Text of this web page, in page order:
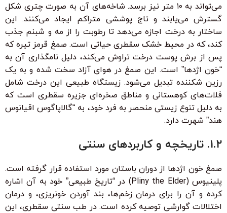
می‌تواند به ۱۰ متر نیز برسد. شاخه‌های آن به صورت چتری شکل
گسترش می‌یابند و تاج پوششی متراکم ایجاد می‌کنند. این
ساختار به درخت اجازه می‌دهد تا رطوبت را از مه و شبنم جذب
کند، که در محیط خشک سقطری حیاتی است. صمغ قرمز تیره که
پس از برش پوست درخت تراوش می‌کند، دلیل نامگذاری آن به
“خون اژدها” است. این صمغ در هوای آزاد سخت شده و به یک
رزین شکننده تبدیل می‌شود. زیستگاه طبیعی این درخت شامل
فلات‌های کوهستانی و مناطق صخره‌ای جزیره سقطری است که
به دلیل تنوع زیستی منحصر به فرد خود، به “گالاپاگوس اقیانوس
هند” شهرت دارد.
۱.۲. تاریخچه و کاربردهای سنتی
صمغ خون اژدها از دوران باستان مورد استفاده قرار گرفته است.
پلینیوس (Pliny the Elder) در “تاریخ طبیعی” خود به آن اشاره
کرده و آن را برای درمان زخم‌ها، بند آوردن خونریزی، و درمان
اختلالات گوارشی توصیه کرده است. در طب سنتی سقطری، این